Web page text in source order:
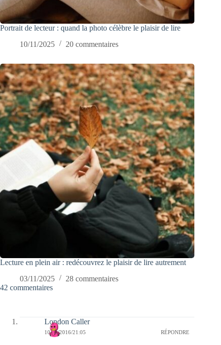
Portrait de lecteur : quand la photo célèbre le plaisir de lire
10/11/2025
20 commentaires
Lecture en plein air : redécouvrez le plaisir de lire autrement
03/11/2025
28 commentaires
42 commentaires
London Caller
10/01/2016/21:05 RÉPONDRE